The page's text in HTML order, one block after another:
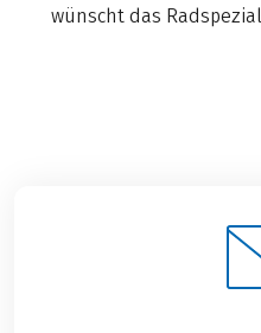
wünscht das